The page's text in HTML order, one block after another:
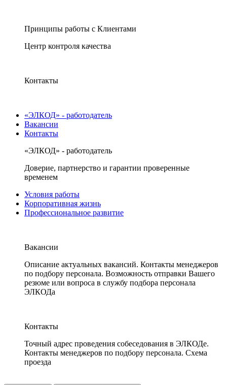
Принципы работы с Клиентами
Центр контроля качества
Контакты
«ЭЛКОД» - работодатель
Вакансии
Контакты
«ЭЛКОД» - работодатель
Доверие, партнерство и гарантии проверенные
временем
Условия работы
Корпоративная жизнь
Профессиональное развитие
Вакансии
Описание актуальных вакансий. Контакты менеджеров
по подбору персонала. Возможность отправки Вашего
резюме или вопроса в службу подбора персонала
ЭЛКОДа
Контакты
Точный адрес проведения собеседования в ЭЛКОДе.
Контакты менеджеров по подбору персонала. Схема
проезда